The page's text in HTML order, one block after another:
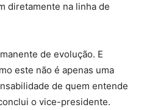
diretamente na linha de
de evolução. E
este não é apenas uma
de quem entende
o vice-presidente.